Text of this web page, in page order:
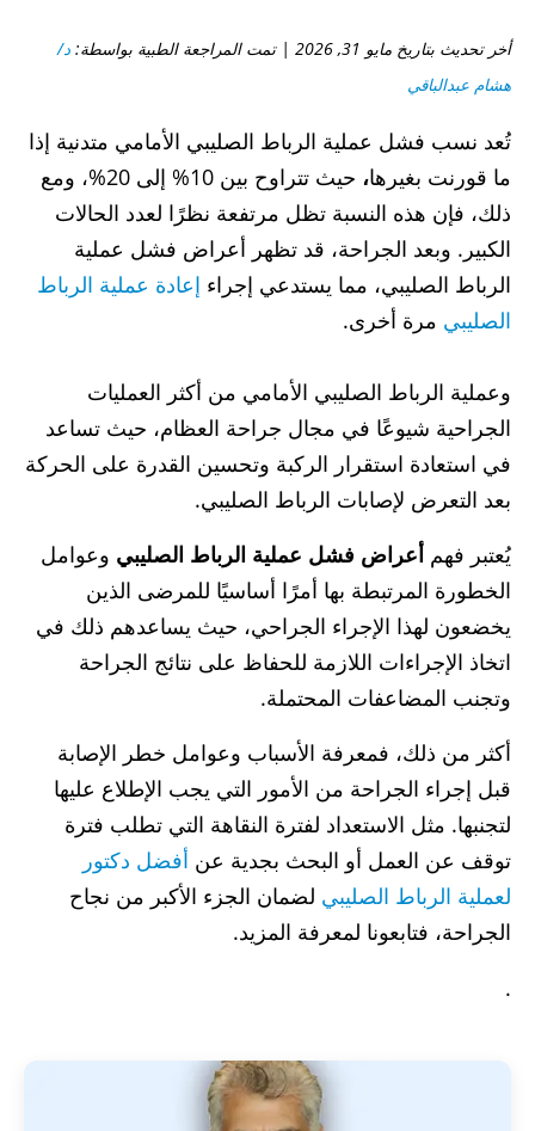
أخر تحديث بتاريخ مايو 31, 2026 | تمت المراجعة الطبية بواسطة:
د/
هشام عبدالباقي
تُعد نسب فشل عملية الرباط الصليبي الأمامي متدنية إذا
ما قورنت بغيرها،
حيث تتراوح بين 10% إلى 20%، ومع
ذلك، فإن هذه النسبة تظل مرتفعة نظرًا لعدد الحالات
الكبير. وبعد الجراحة، قد تظهر أعراض فشل عملية
الرباط الصليبي، مما يستدعي إجراء إعادة عملية الرباط
الصليبي مرة أخرى.
وعملية الرباط الصليبي الأمامي من أكثر العمليات
الجراحية شيوعًا في مجال جراحة العظام، حيث تساعد
في استعادة استقرار الركبة وتحسين القدرة على الحركة
بعد التعرض لإصابات الرباط الصليبي.
يُعتبر فهم أعراض فشل عملية الرباط الصليبي وعوامل
الخطورة المرتبطة بها أمرًا أساسيًا للمرضى الذين
يخضعون لهذا الإجراء الجراحي، حيث يساعدهم ذلك في
اتخاذ الإجراءات اللازمة للحفاظ على نتائج الجراحة
وتجنب المضاعفات المحتملة.
أكثر من ذلك، فمعرفة الأسباب وعوامل خطر الإصابة
قبل إجراء الجراحة من الأمور التي يجب الإطلاع عليها
لتجنبها. مثل الاستعداد لفترة النقاهة التي تطلب فترة
توقف عن العمل أو البحث بجدية عن أفضل دكتور
لعملية الرباط الصليبي لضمان الجزء الأكبر من نجاح
الجراحة، فتابعونا لمعرفة المزيد.
.